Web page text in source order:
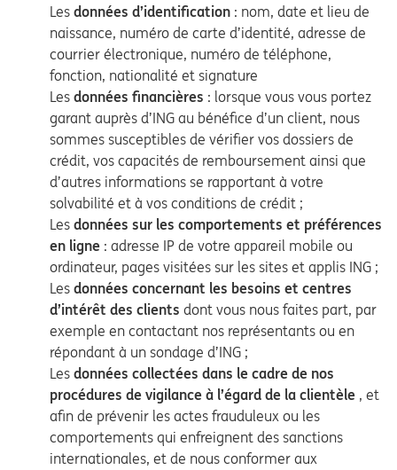
Les données d’identification : nom, date et lieu de
naissance, numéro de carte d’identité, adresse de
courrier électronique, numéro de téléphone,
fonction, nationalité et signature
Les données financières : lorsque vous vous portez
garant auprès d’ING au bénéfice d’un client, nous
sommes susceptibles de vérifier vos dossiers de
crédit, vos capacités de remboursement ainsi que
d’autres informations se rapportant à votre
solvabilité et à vos conditions de crédit ;
Les données sur les comportements et préférences
en ligne : adresse IP de votre appareil mobile ou
ordinateur, pages visitées sur les sites et applis ING ;
Les données concernant les besoins et centres
d’intérêt des clients dont vous nous faites part, par
exemple en contactant nos représentants ou en
répondant à un sondage d’ING ;
Les données collectées dans le cadre de nos
procédures de vigilance à l’égard de la clientèle , et
afin de prévenir les actes frauduleux ou les
comportements qui enfreignent des sanctions
internationales, et de nous conformer aux